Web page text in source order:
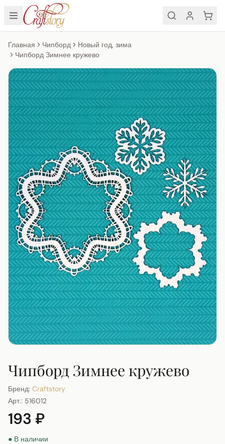
Главная Чипборд
Новый год, зима
Чипборд Зимнее кружево
Чипборд Зимнее кружево
Бренд: Craftstory
Арт.: 516012
193 ₽
● В наличии